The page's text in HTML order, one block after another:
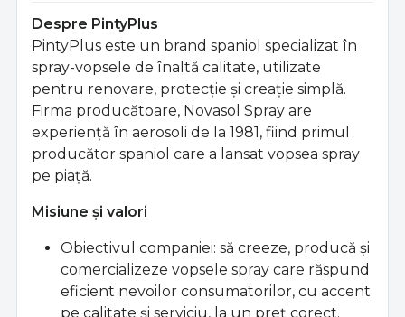
Despre PintyPlus
PintyPlus este un brand spaniol specializat în
spray-vopsele de înaltă calitate, utilizate
pentru renovare, protecţie şi creaţie simplă.
Firma producătoare, Novasol Spray are
experienţă în aerosoli de la 1981, fiind primul
producător spaniol care a lansat vopsea spray
pe piaţă.
Misiune şi valori
Obiectivul companiei: să creeze, producă şi
comercializeze vopsele spray care răspund
eficient nevoilor consumatorilor, cu accent
pe calitate şi serviciu, la un preţ corect.